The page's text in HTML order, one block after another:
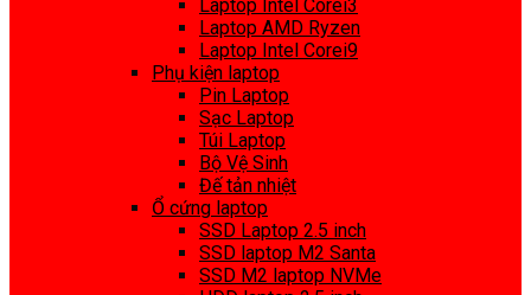
Laptop Intel Corei3
Laptop AMD Ryzen
Laptop Intel Corei9
Phụ kiện laptop
Pin Laptop
Sạc Laptop
Túi Laptop
Bộ Vệ Sinh
Đế tản nhiệt
Ổ cứng laptop
SSD Laptop 2.5 inch
SSD laptop M2 Santa
SSD M2 laptop NVMe